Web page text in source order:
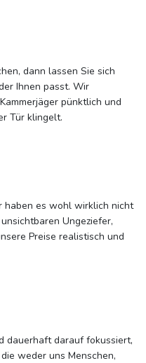
dann lassen Sie sich
Ihnen passt. Wir
pünktlich und
Tür klingelt.
haben es wohl wirklich nicht
Ungeziefer,
Preise realistisch und
dauerhaft darauf fokussiert,
weder uns Menschen,